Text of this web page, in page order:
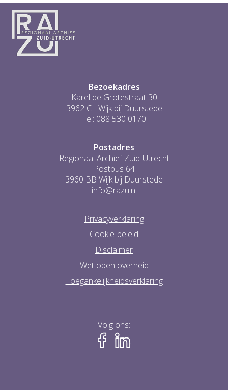
Bezoekadres
Karel de Grotestraat 30
3962 CL Wijk bij Duurstede
Tel: 088 530 0170
Postadres
Regionaal Archief Zuid-Utrecht
Postbus 64
3960 BB Wijk bij Duurstede
info@razu.nl
Privacyverklaring
Cookie-beleid
Disclaimer
Wet open overheid
Toegankelijkheidsverklaring
Volg ons: